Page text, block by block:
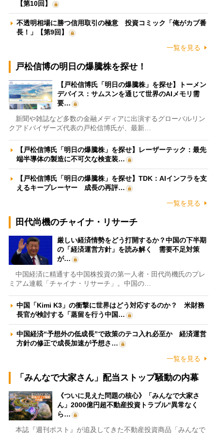
【第10回】
不透明相場に勝つ信用取引の極意 投資コミック「俺がカブ番
長！」【第9回】
一覧を見る
戸松信博の明日の爆騰株を探せ！
【戸松信博氏「明日の爆騰株」を探せ】トーメン
デバイス：サムスンを通じて世界のAIメモリ需
要…
新聞や雑誌など多数の金融メディアに出演するグローバルリン
クアドバイザーズ代表の戸松信博氏が、最新…
【戸松信博氏「明日の爆騰株」を探せ】レーザーテック：最先
端半導体の製造に不可欠な検査装…
【戸松信博氏「明日の爆騰株」を探せ】TDK：AIインフラを支
えるキープレーヤー 成長の再評…
一覧を見る
田代尚機のチャイナ・リサーチ
厳しい経済情勢をどう打開するか？中国の下半期
の「経済運営方針」を読み解く 需要不足対策
が…
中国経済に精通する中国株投資の第一人者・田代尚機氏のプレ
ミアム連載「チャイナ・リサーチ」。中国の…
中国「Kimi K3」の衝撃に世界はどう対応するのか？ 米財務
長官が検討する「蒸留を行う中国…
中国経済“予想外の低成長”で政策のテコ入れ必至か 経済運営
方針の修正で成長加速が予想さ…
一覧を見る
「みんなで大家さん」配当ストップ騒動の内幕
《ついに見えた問題の核心》「みんなで大家さ
ん」2000億円超不動産投資トラブル“異常なく
ら…
本誌『週刊ポスト』が追及してきた不動産投資商品「みんなで